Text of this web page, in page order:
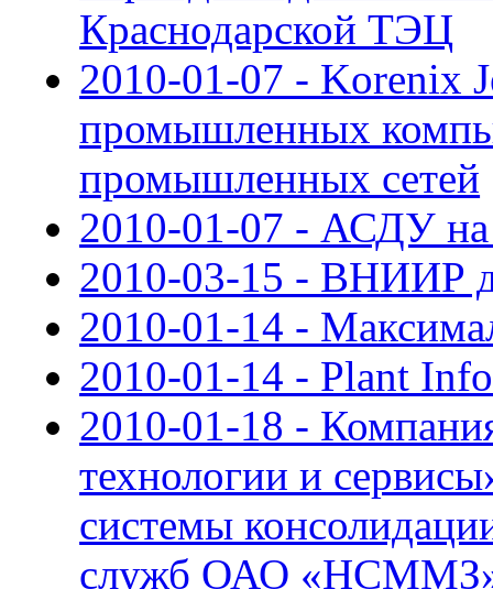
Краснодарской ТЭЦ
2010-01-07 - Korenix
промышленных
промышленных сетей
2010-01-07 - АСДУ на
2010-03-15 - ВНИИР
2010-01-14 -
2010-01-14 - Plant
2010-01-18 -
технологии и
системы
служб ОАО